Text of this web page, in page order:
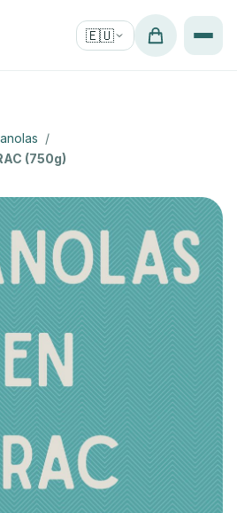
🇪🇺
/
(750g)